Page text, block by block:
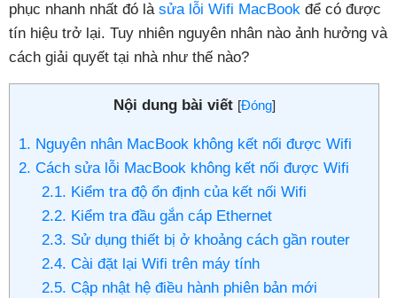
phục nhanh nhất đó là sửa lỗi Wifi MacBook để có được
tín hiệu trở lại. Tuy nhiên nguyên nhân nào ảnh hưởng và
cách giải quyết tại nhà như thế nào?
Nội dung bài viết [Đóng]
1. Nguyên nhân MacBook không kết nối được Wifi
2. Cách sửa lỗi MacBook không kết nối được Wifi
2.1. Kiểm tra độ ổn định của kết nối Wifi
2.2. Kiểm tra đầu gắn cáp Ethernet
2.3. Sử dụng thiết bị ở khoảng cách gần router
2.4. Cài đặt lại Wifi trên máy tính
2.5. Cập nhật hệ điều hành phiên bản mới